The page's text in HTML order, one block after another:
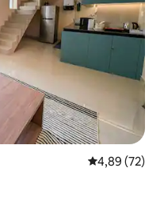
Gemiddelde
4,89 (72)